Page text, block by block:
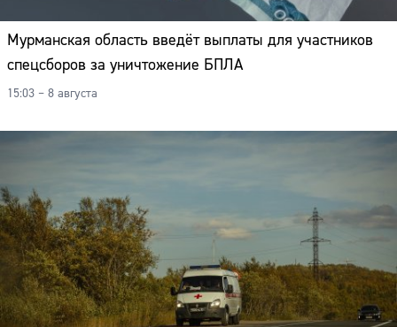
Мурманская область введёт выплаты для участников
спецсборов за уничтожение БПЛА
15:03 – 8 августа
Телефон: